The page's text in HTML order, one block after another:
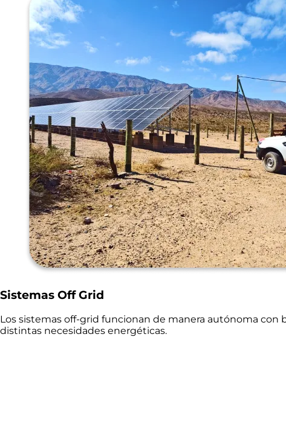
Sistemas Off Grid
Los sistemas off-grid funcionan de manera autónoma con
distintas necesidades energéticas.